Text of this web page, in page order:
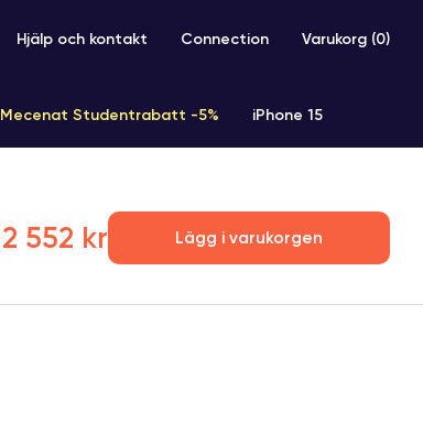
Hjälp och kontakt Connection Varukorg (0)
Mecenat Studentrabatt -5% iPhone 15
2 552 kr Lägg i varukorgen